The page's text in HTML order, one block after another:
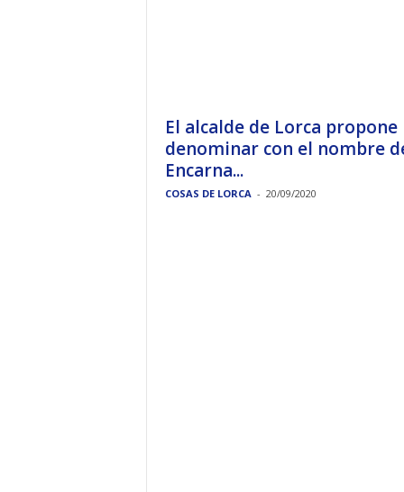
El alcalde de Lorca propone
denominar con el nombre
Encarna...
COSAS DE LORCA - 20/09/2020